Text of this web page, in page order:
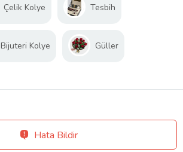
Çelik Kolye Tesbih
Bijuteri Kolye Güller
Hata Bildir